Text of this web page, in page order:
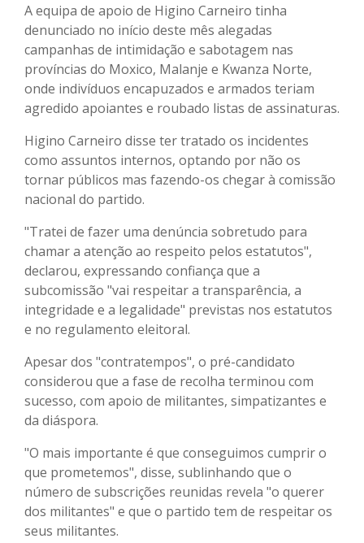
A equipa de apoio de Higino Carneiro tinha
denunciado no início deste mês alegadas
campanhas de intimidação e sabotagem nas
províncias do Moxico, Malanje e Kwanza Norte,
onde indivíduos encapuzados e armados teriam
agredido apoiantes e roubado listas de assinaturas.
Higino Carneiro disse ter tratado os incidentes
como assuntos internos, optando por não os
tornar públicos mas fazendo-os chegar à comissão
nacional do partido.
"Tratei de fazer uma denúncia sobretudo para
chamar a atenção ao respeito pelos estatutos",
declarou, expressando confiança que a
subcomissão "vai respeitar a transparência, a
integridade e a legalidade" previstas nos estatutos
e no regulamento eleitoral.
Apesar dos "contratempos", o pré-candidato
considerou que a fase de recolha terminou com
sucesso, com apoio de militantes, simpatizantes e
da diáspora.
"O mais importante é que conseguimos cumprir o
que prometemos", disse, sublinhando que o
número de subscrições reunidas revela "o querer
dos militantes" e que o partido tem de respeitar os
seus militantes.